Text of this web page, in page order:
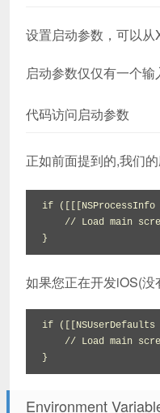
设置启动参数，可以从
启动参数仅仅有一个
代码访问启动参数
正如前面提到的,我们
if ([[[NSProcessInfo
}
如果您正在开发iOS(
if ([[NSUserDefaults
}
Environment